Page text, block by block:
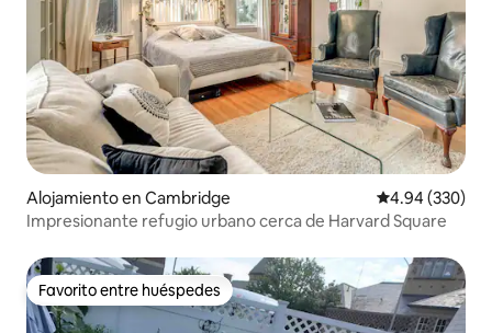
Alojamiento en Cambridge Calificación
4.94 (330)
Impresionante refugio urbano cerca de Harvard Square
Favorito entre huéspedes
Favorito entre huéspedes